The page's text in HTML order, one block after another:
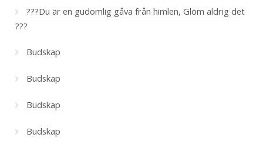
???Du är en gudomlig gåva från himlen, Glöm aldrig det
???
Budskap
Budskap
Budskap
Budskap